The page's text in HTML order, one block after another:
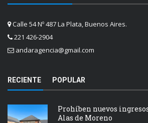
Calle 54 Nº 487 La Plata, Buenos Aires.
221 426-2904
andaragencia@gmail.com
RECIENTE POPULAR
Prohíben nuevos
Alas de Moreno